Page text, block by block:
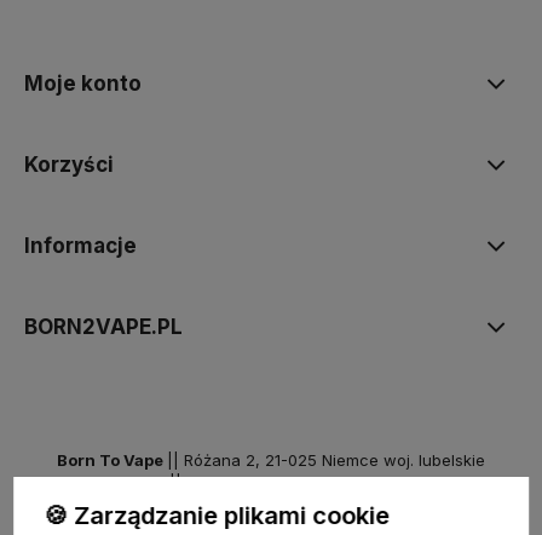
Moje konto
Korzyści
Informacje
BORN2VAPE.PL
Born To Vape
|| Różana 2, 21-025 Niemce woj. lubelskie
NIP: 7141861133 || E:kontakt@born2vape.plT:665 744 477
🍪 Zarządzanie plikami cookie